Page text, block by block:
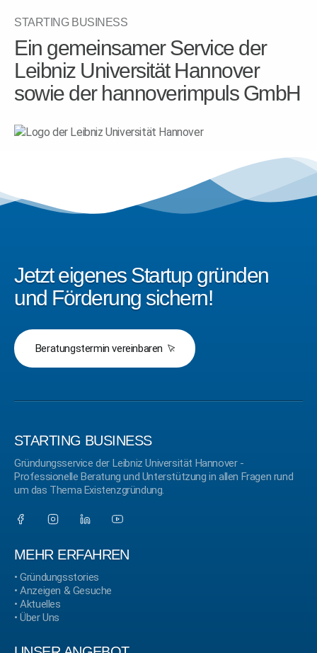
STARTING BUSINESS
Ein gemeinsamer Service der
Leibniz Universität Hannover
sowie der hannoverimpuls GmbH
Jetzt eigenes Startup gründen
und Förderung sichern!
Beratungstermin vereinbaren
STARTING BUSINESS
Gründungsservice der Leibniz Universität Hannover -
Professionelle Beratung und Unterstützung in allen Fragen rund
um das Thema Existenzgründung.
MEHR ERFAHREN
•Gründungsstories
•Anzeigen & Gesuche
•Aktuelles
•Über Uns